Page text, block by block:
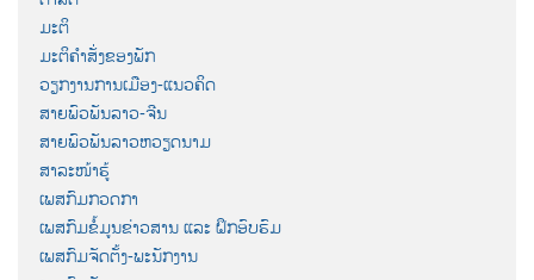
ມະຕິ
ມະຕິຄຳສັ່ງຂອງພັກ
ວຽກງານການເມືອງ-ແນວຄິດ
ສາຍພົວພັນລາວ-ຈີນ
ສາຍພົວພັນລາວຫວຽດນາມ
ສາລະໜ້າຮູ້
ເພສກົມກວດກາ
ເພສກົມຂໍ້ມູນຂ່າວສານ ແລະ ຝຶກອົບຮົມ
ເພສກົມຈັດຕັ້ງ-ພະນັກງານ